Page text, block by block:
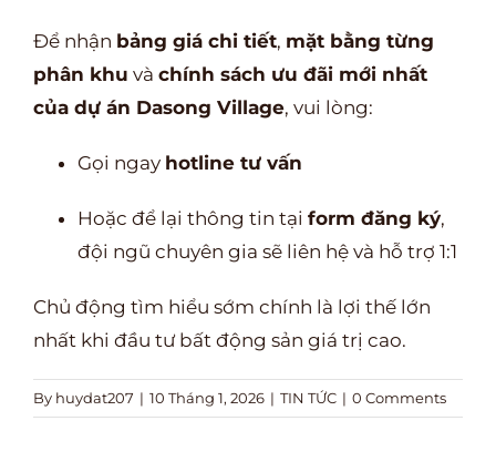
Để nhận bảng giá chi tiết, mặt bằng từng
phân khu và chính sách ưu đãi mới nhất
của dự án Dasong Village, vui lòng:
Gọi ngay hotline tư vấn
Hoặc để lại thông tin tại form đăng ký,
đội ngũ chuyên gia sẽ liên hệ và hỗ trợ 1:1
Chủ động tìm hiểu sớm chính là lợi thế lớn
nhất khi đầu tư bất động sản giá trị cao.
By huydat207 | 10 Tháng 1, 2026 | TIN TỨC | 0 Comments